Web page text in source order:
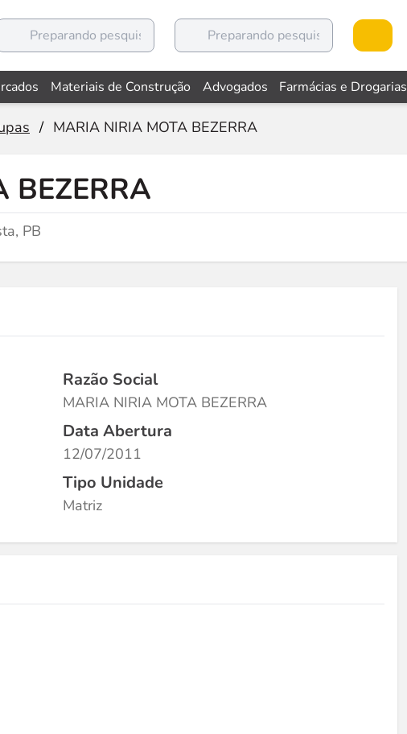
Materiais de Construção Advogados Farmácias e Drogarias
/ MARIA NIRIA MOTA BEZERRA
BEZERRA
PB
Razão Social
MARIA NIRIA MOTA BEZERRA
Data Abertura
12/07/2011
Tipo Unidade
Matriz